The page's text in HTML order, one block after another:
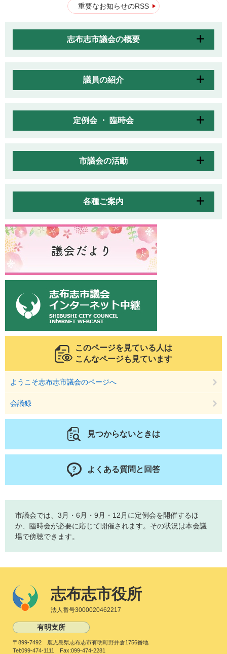
重要なお知らせのRSS
志布志市議会の概要
議員の紹介
定例会 ・ 臨時会
市議会の活動
各種ご案内
このページを見ている人は
こんなページも見ています
ようこそ志布志市議会のページへ
会議録
見つからないときは
よくある質問と回答
市議会では、3月・6月・9月・12月に定例会を開催するほ
か、臨時会が必要に応じて開催されます。その状況は本会議
場で傍聴できます。
志布志市役所
法人番号3000020462217
有明支所
〒899-7492 鹿児島県志布志市有明町野井倉1756番地
Tel:099-474-1111 Fax:099-474-2281